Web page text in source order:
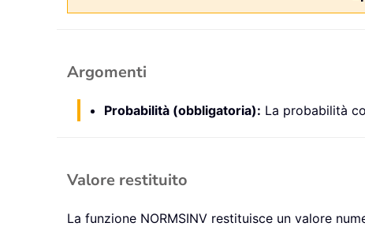
Argomenti
Probabilità (obbligatoria): La probabilità
Valore restituito
La funzione NORMSINV restituisce un valore